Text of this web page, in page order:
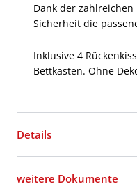
Dank der zahlreichen
Sicherheit die
Inklusive 4
Bettkasten. Ohne
Details
weitere Dokumente